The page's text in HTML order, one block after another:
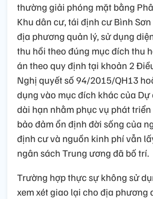
thường giải phóng mặt bằng
Khu dân cư, tái định cư Bình
địa phương quản lý, sử dụng
thu hồi theo đúng mục đích thu
án theo quy định tại khoản 2
Nghị quyết số 94/2015/QH13
dụng vào mục đích khác của Dự
dài hạn nhằm phục vụ phát triển
bảo đảm ổn định đời sống của
định cư và nguồn kinh phí vẫn
ngân sách Trung ương đã bố trí.
Trường hợp thực sự không sử
xem xét giao lại cho địa phương